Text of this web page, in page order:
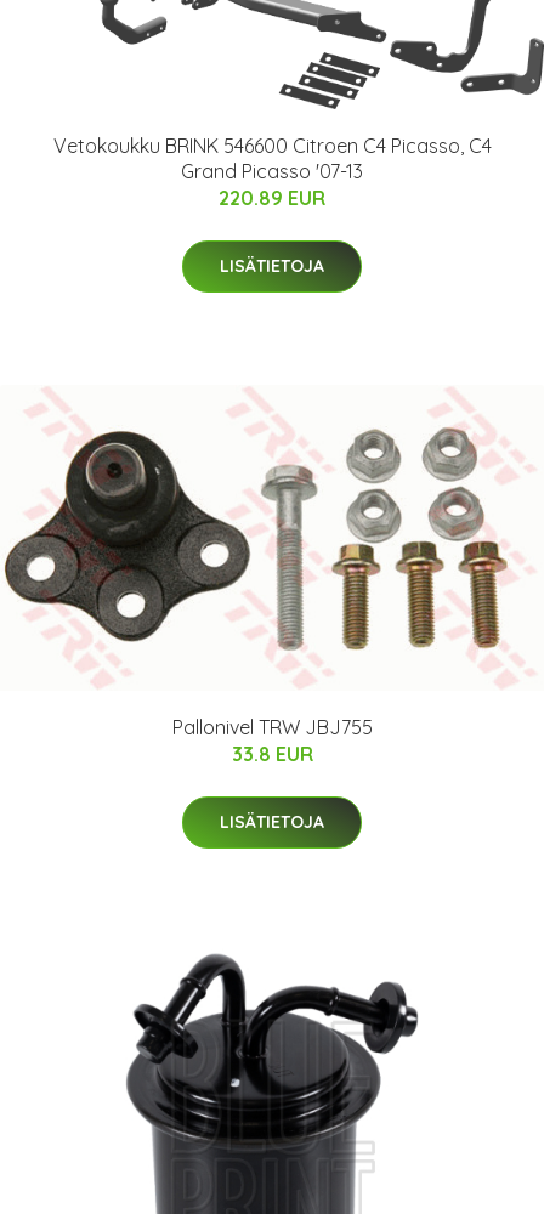
Vetokoukku BRINK 546600 Citroen C4 Picasso, C4
Grand Picasso '07-13
220.89 EUR
LISÄTIETOJA
Pallonivel TRW JBJ755
33.8 EUR
LISÄTIETOJA